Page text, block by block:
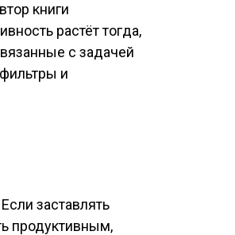
книги
растёт тогда,
с задачей
и
заставлять
продуктивным,